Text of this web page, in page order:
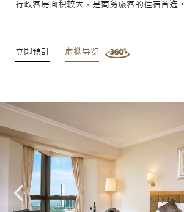
行政客房面积较大，是商务旅客的住宿首选。
立即預訂 虚拟导览